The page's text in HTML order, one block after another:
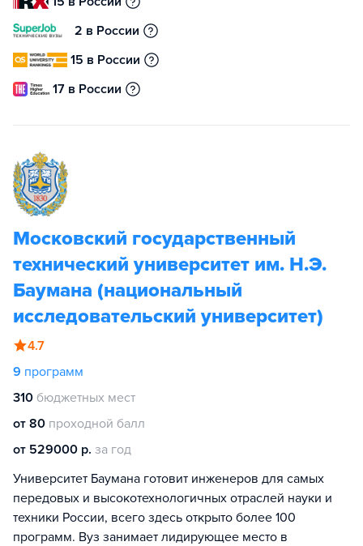
2 в России
15 в России
17 в России
Московский государственный
технический университет им. Н.Э.
Баумана (национальный
исследовательский университет)
4.7
9 программ
310 бюджетных мест
от 80 проходной балл
от 529000 р. за год
Университет Баумана готовит инженеров для самых
передовых и высокотехнологичных отраслей науки и
техники России, всего здесь открыто более 100
программ. Вуз занимает лидирующее место в